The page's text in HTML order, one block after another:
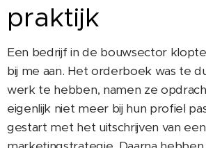
praktijk
Een bedrijf in de bouwsector
bij me aan. Het orderboek was te
werk te hebben, namen ze
eigenlijk niet meer bij hun profiel
gestart met het uitschrijven van een